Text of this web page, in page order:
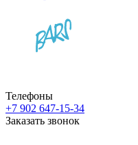
Телефоны
+7 902 647-15-34
Заказать звонок